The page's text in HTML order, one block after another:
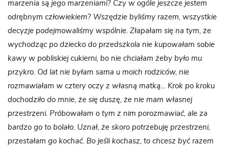
marzenia są jego marzeniami? Czy w ogóle jeszcze jestem
odrębnym człowiekiem? Wszędzie byliśmy razem, wszystkie
decyzje podejmowaliśmy wspólnie. Złapałam się na tym, że
wychodząc po dziecko do przedszkola nie kupowałam sobie
kawy w pobliskiej cukierni, bo nie chciałam żeby było mu
przykro. Od lat nie byłam sama u moich rodziców, nie
rozmawiałam w cztery oczy z własną matką… Krok po kroku
dochodziło do mnie, że się duszę, że nie mam własnej
przestrzeni. Próbowałam o tym z nim porozmawiać, ale za
bardzo go to bolało. Uznał, że skoro potrzebuję przestrzeni,
przestałam go kochać. Bo jeśli kochasz, to chcesz być razem